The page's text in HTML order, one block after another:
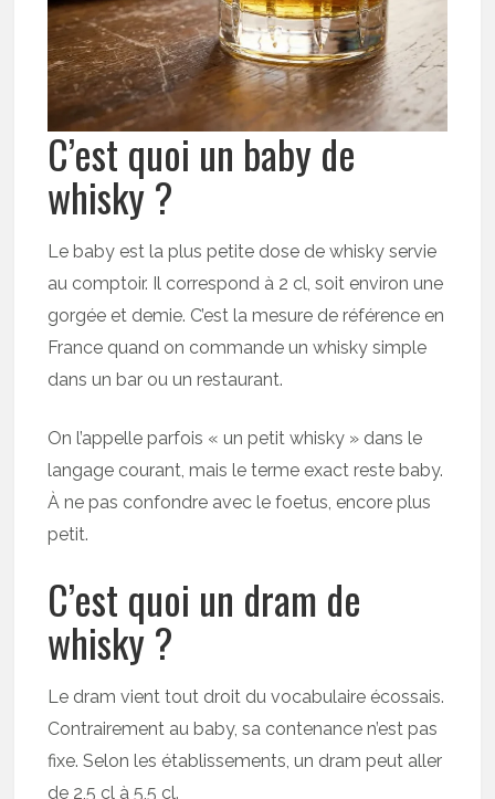
C’est quoi un baby de
whisky ?
Le baby est la plus petite dose de whisky servie
au comptoir. Il correspond à 2 cl, soit environ une
gorgée et demie. C’est la mesure de référence en
France quand on commande un whisky simple
dans un bar ou un restaurant.
On l’appelle parfois « un petit whisky » dans le
langage courant, mais le terme exact reste baby.
À ne pas confondre avec le foetus, encore plus
petit.
C’est quoi un dram de
whisky ?
Le dram vient tout droit du vocabulaire écossais.
Contrairement au baby, sa contenance n’est pas
fixe. Selon les établissements, un dram peut aller
de 2,5 cl à 5,5 cl.